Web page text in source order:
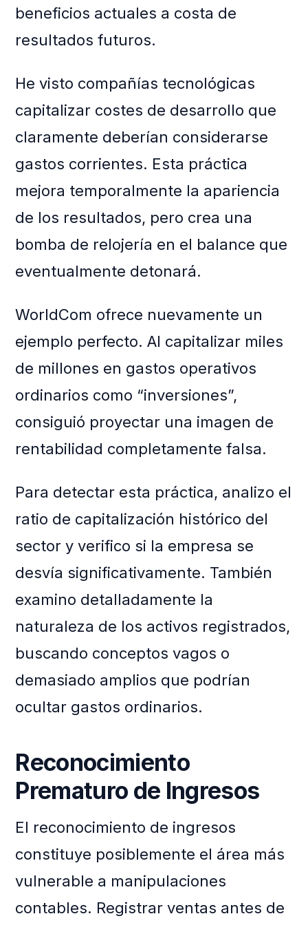
beneficios actuales a costa de
resultados futuros.
He visto compañías tecnológicas
capitalizar costes de desarrollo que
claramente deberían considerarse
gastos corrientes. Esta práctica
mejora temporalmente la apariencia
de los resultados, pero crea una
bomba de relojería en el balance que
eventualmente detonará.
WorldCom ofrece nuevamente un
ejemplo perfecto. Al capitalizar miles
de millones en gastos operativos
ordinarios como “inversiones”,
consiguió proyectar una imagen de
rentabilidad completamente falsa.
Para detectar esta práctica, analizo el
ratio de capitalización histórico del
sector y verifico si la empresa se
desvía significativamente. También
examino detalladamente la
naturaleza de los activos registrados,
buscando conceptos vagos o
demasiado amplios que podrían
ocultar gastos ordinarios.
Reconocimiento
Prematuro de Ingresos
El reconocimiento de ingresos
constituye posiblemente el área más
vulnerable a manipulaciones
contables. Registrar ventas antes de